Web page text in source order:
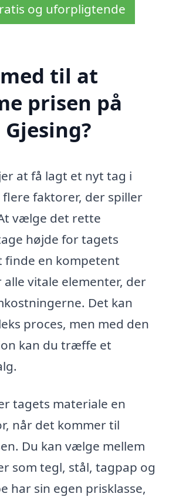
og uforpligtende
til at
prisen på
at få lagt et nyt tag i
flere faktorer, der spiller
vælge det rette
højde for tagets
finde en kompetent
vitale elementer, der
Det kan
proces, men med den
kan du træffe et
tagets materiale en
når det kommer til
Du kan vælge mellem
som tegl, stål, tagpap og
har sin egen prisklasse,